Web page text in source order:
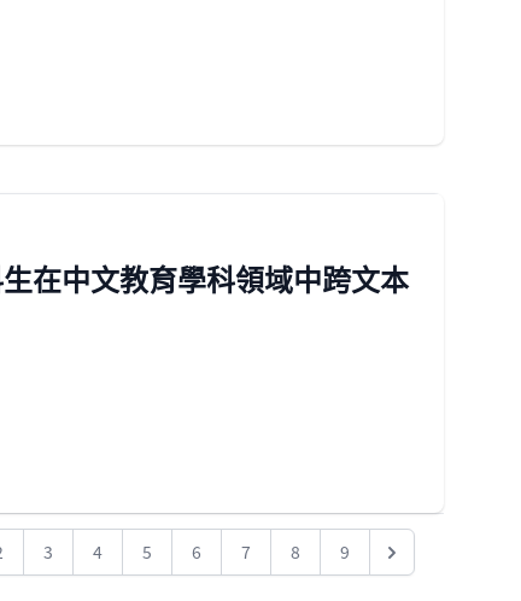
在中文教育學科領域中跨文本
3 4 5 6 7 8 9 Next